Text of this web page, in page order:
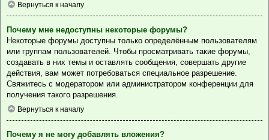
Вернуться к началу
Почему мне недоступны некоторые форумы?
Некоторые форумы доступны только определённым пользователям
или группам пользователей. Чтобы просматривать такие форумы,
создавать в них темы и оставлять сообщения, совершать другие
действия, вам может потребоваться специальное разрешение.
Свяжитесь с модератором или администратором конференции для
получения такого разрешения.
Вернуться к началу
Почему я не могу добавлять вложения?